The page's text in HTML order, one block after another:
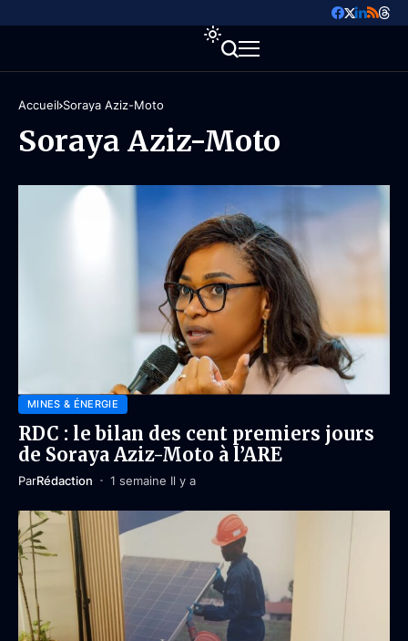
Accueil Soraya Aziz-Moto
Soraya Aziz-Moto
MINES & ÉNERGIE
RDC : le bilan des cent premiers jours
de Soraya Aziz-Moto à l’ARE
ParRédaction 1 semaine Il y a